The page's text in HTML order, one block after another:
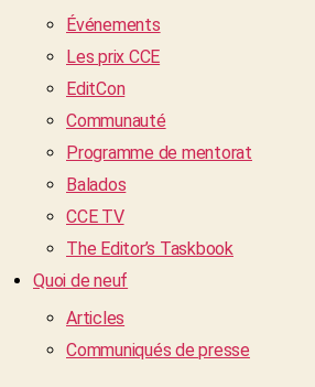
Événements
Les prix CCE
EditCon
Communauté
Programme de mentorat
Balados
CCE TV
The Editor’s Taskbook
Quoi de neuf
Articles
Communiqués de presse